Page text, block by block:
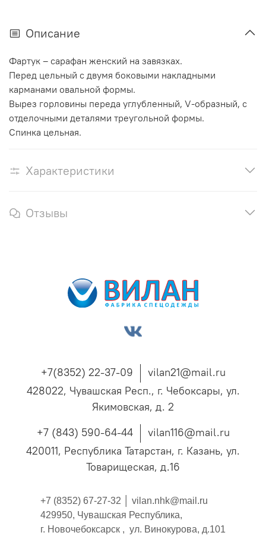
Описание
Фартук – сарафан женский на завязках.
Перед цельный с двумя боковыми накладными
карманами овальной формы.
Вырез горловины переда углубленный, V-образный, с
отделочными деталями треугольной формы.
Спинка цельная.
Характеристики
Отзывы
+7(8352) 22-37-09
vilan21@mail.ru
428022, Чувашская Респ., г. Чебоксары, ул.
Якимовская, д. 2
+7 (843) 590-64-44
vilan116@mail.ru
420011, Республика Татарстан, г. Казань, ул.
Товарищеская, д.16
+7 (8352) 67-27-32 │ vilan.nhk@mail.ru
429950, Чувашская Республика,
г. Новочебоксарск , ул. Винокурова, д.101